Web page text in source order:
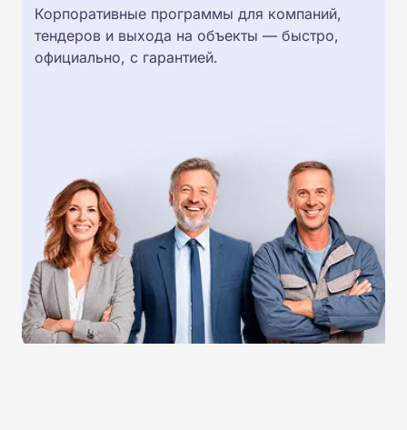
Корпоративные программы для компаний,
тендеров и выхода на объекты — быстро,
официально, с гарантией.